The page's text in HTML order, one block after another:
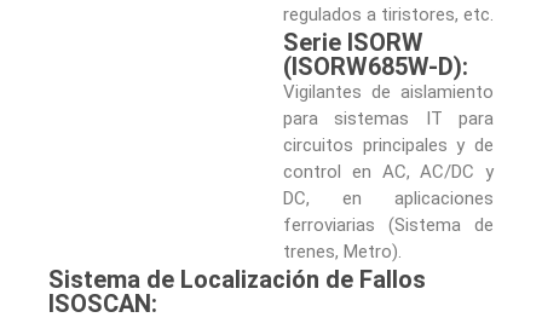
regulados a tiristores, etc.
Serie ISORW
(ISORW685W-D):
Vigilantes de aislamiento
para sistemas IT para
circuitos principales y de
control en AC, AC/DC y
DC, en aplicaciones
ferroviarias (Sistema de
trenes, Metro).
Sistema de Localización de Fallos
ISOSCAN: